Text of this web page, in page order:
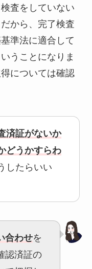
査をしていない
から、完了検査
準法に適合して
うことになりま
については確認
済証がないか
どうかすらわ
したらいい
合わせを
認済証の